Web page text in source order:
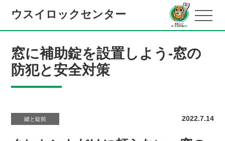
ウスイロックセンター
窓に補助錠を設置しよう-窓の
防犯と安全対策
鍵と錠前 2022.7.14